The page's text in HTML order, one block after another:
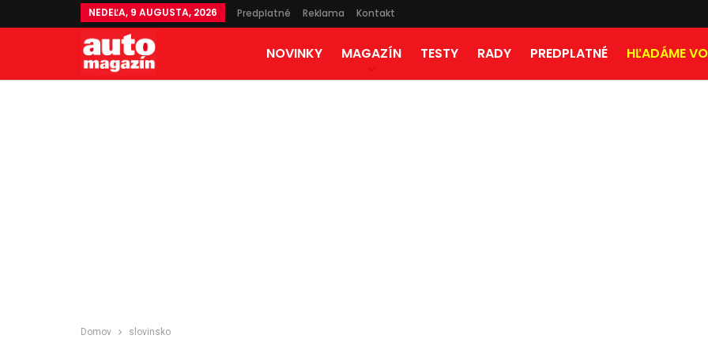
NEDEĽA, 9 AUGUSTA, 2026 Predplatné Reklama Kontakt
NOVINKY MAGAZÍN TESTY RADY PREDPLATNÉ HĽADÁME
Domov slovinsko